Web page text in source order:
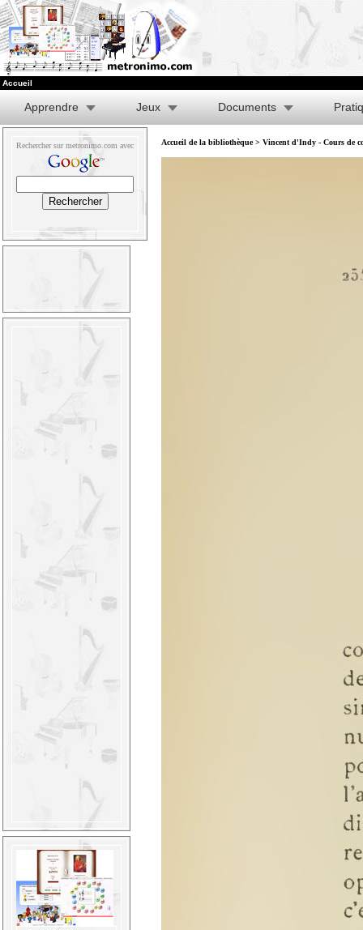
Accueil
Apprendre Jeux Documents
Rechercher sur metronimo.com avec Accueil de la bibliothèque> Vincent d'Indy - Cours de